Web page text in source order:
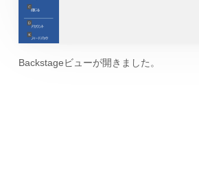
Backstageビューが開きました。